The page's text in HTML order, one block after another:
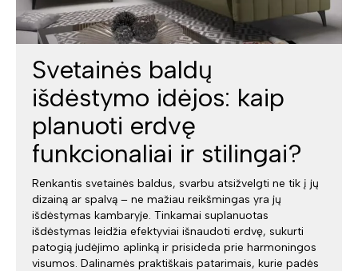
Svetainės baldų
išdėstymo idėjos: kaip
planuoti erdvę
funkcionaliai ir stilingai?
Renkantis svetainės baldus, svarbu atsižvelgti ne tik į jų
dizainą ar spalvą – ne mažiau reikšmingas yra jų
išdėstymas kambaryje. Tinkamai suplanuotas
išdėstymas leidžia efektyviai išnaudoti erdvę, sukurti
patogią judėjimo aplinką ir prisideda prie harmoningos
visumos. Dalinamės praktiškais patarimais, kurie padės